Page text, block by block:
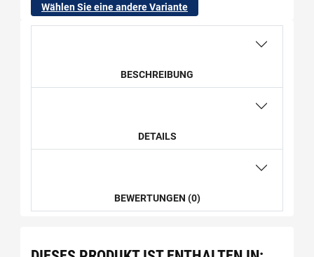
Wählen Sie eine andere Variante
BESCHREIBUNG
DETAILS
BEWERTUNGEN (0)